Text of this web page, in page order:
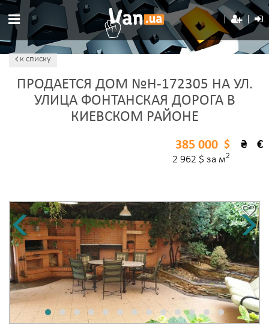
к списку
ПРОДАЕТСЯ ДОМ №H-172305 НА УЛ.
УЛИЦА ФОНТАНСКАЯ ДОРОГА В
КИЕВСКОМ РАЙОНЕ
$ ₴ €
385 000
2 962 $ за м2